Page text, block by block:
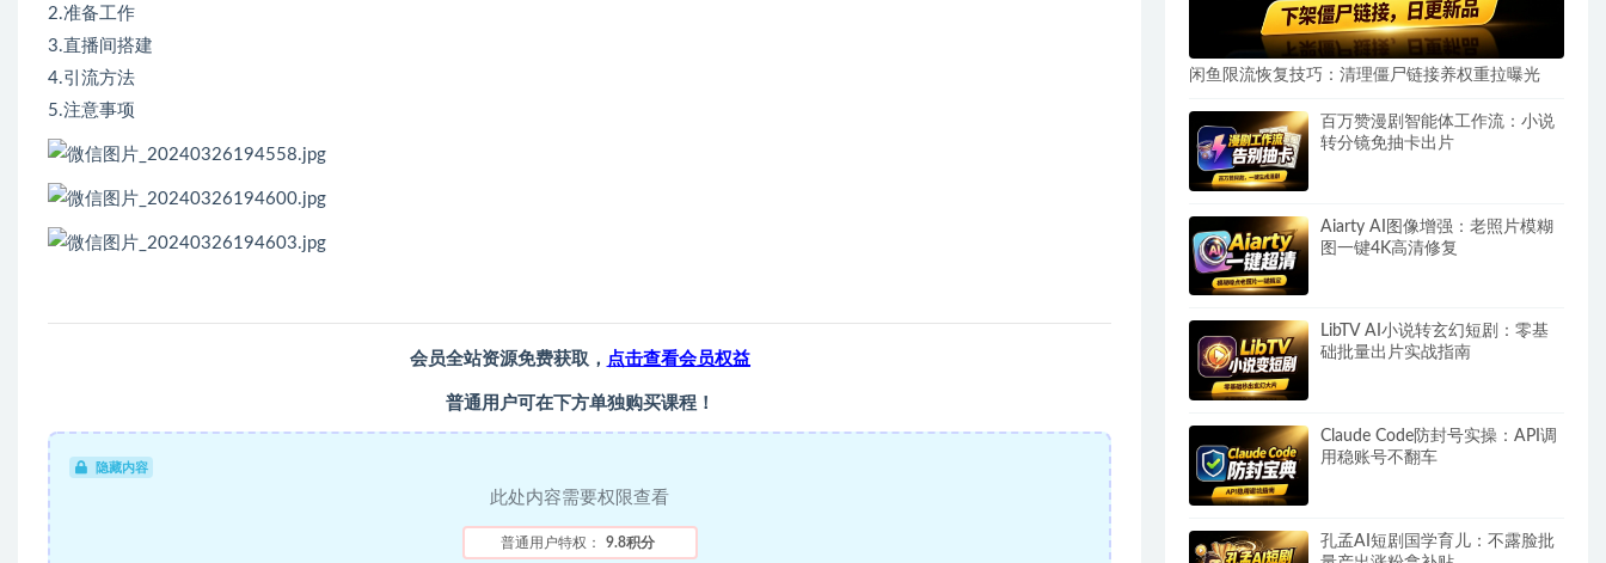
2.准备工作
3.直播间搭建
4.引流方法
5.注意事项
会员全站资源免费获取， 点击查看会员权益
普通用户可在下方单独购买课程！
隐藏内容
此处内容需要权限查看
普通用户特权： 9.8积分
闲鱼限流恢复技巧：清理僵尸链接养权重拉曝光
百万赞漫剧智能体工作流：小说
转分镜免抽卡出片
Aiarty AI图像增强：老照片模糊
图一键4K高清修复
LibTV AI小说转玄幻短剧：零基
础批量出片实战指南
Claude Code防封号实操：API调
用稳账号不翻车
孔孟AI短剧国学育儿：不露脸批